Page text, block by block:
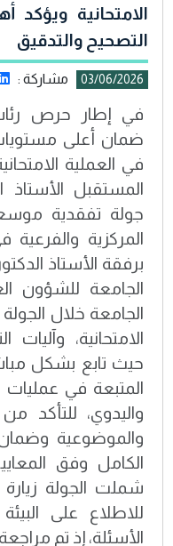
الامتحانية ويؤكد
التصحيح والتدقيق
03/06/2026 مشاركة :
في إطار حرص
ضمان أعلى
في العملية
المستقبل
جولة تفقدية
المركزية
برفقة الأستاذ
الجامعة للشؤون
الجامعة خلال
الامتحانية،
حيث تابع بشكل
المتبعة في عمليات
واليدوي، للتأكد
والموضوعية
الكامل وفق
شملت الجولة زيارة
للاطلاع على
الأسئلة، إذ تم